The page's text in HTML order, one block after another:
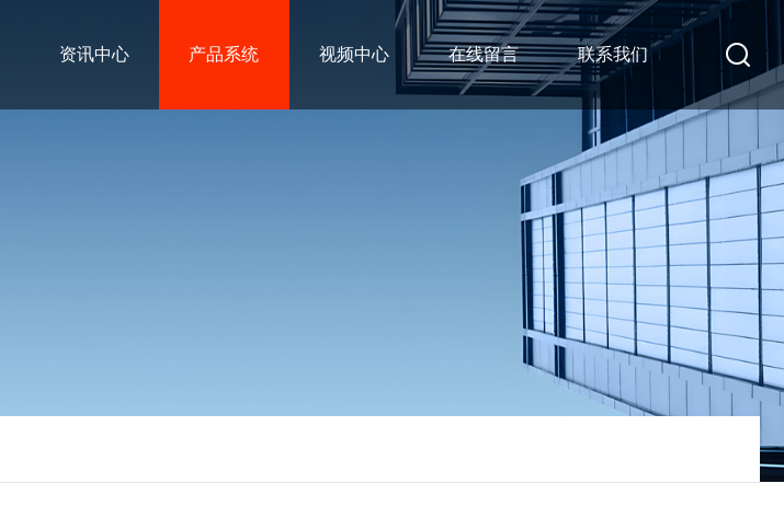
资讯中心 产品系统 视频中心 在线留言 联系我们